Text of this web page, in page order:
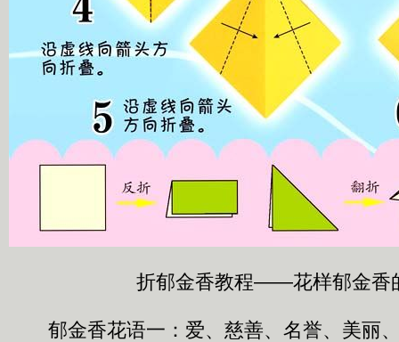
折郁金香教程——花样郁金香
郁金香花语一：爱、慈善、名誉、美丽